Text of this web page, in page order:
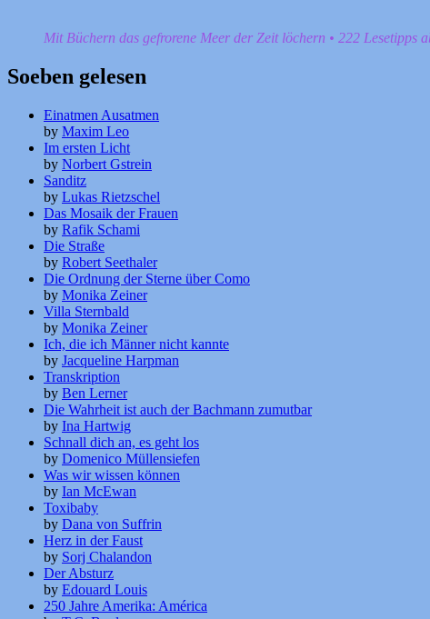
Mit Büchern das gefrorene Meer der Zeit löchern • 222
Soeben gelesen
Einatmen Ausatmen
by Maxim Leo
Im ersten Licht
by Norbert Gstrein
Sanditz
by Lukas Rietzschel
Das Mosaik der Frauen
by Rafik Schami
Die Straße
by Robert Seethaler
Die Ordnung der Sterne über Como
by Monika Zeiner
Villa Sternbald
by Monika Zeiner
Ich, die ich Männer nicht kannte
by Jacqueline Harpman
Transkription
by Ben Lerner
Die Wahrheit ist auch der Bachmann zumutbar
by Ina Hartwig
Schnall dich an, es geht los
by Domenico Müllensiefen
Was wir wissen können
by Ian McEwan
Toxibaby
by Dana von Suffrin
Herz in der Faust
by Sorj Chalandon
Der Absturz
by Edouard Louis
250 Jahre Amerika: América